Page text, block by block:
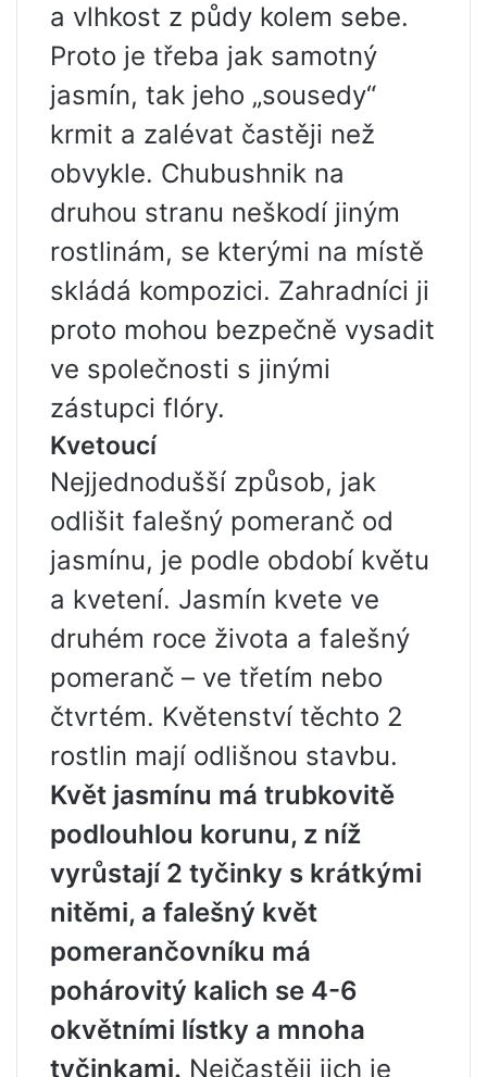
a vlhkost z půdy kolem sebe.
Proto je třeba jak samotný
jasmín, tak jeho „sousedy“
krmit a zalévat častěji než
obvykle. Chubushnik na
druhou stranu neškodí jiným
rostlinám, se kterými na místě
skládá kompozici. Zahradníci ji
proto mohou bezpečně vysadit
ve společnosti s jinými
zástupci flóry.
Kvetoucí
Nejjednodušší způsob, jak
odlišit falešný pomeranč od
jasmínu, je podle období květu
a kvetení. Jasmín kvete ve
druhém roce života a falešný
pomeranč – ve třetím nebo
čtvrtém. Květenství těchto 2
rostlin mají odlišnou stavbu.
Květ jasmínu má trubkovitě
podlouhlou korunu, z níž
vyrůstají 2 tyčinky s krátkými
nitěmi, a falešný květ
pomerančovníku má
pohárovitý kalich se 4-6
okvětními lístky a mnoha
tyčinkami. Nejčastěji jich je